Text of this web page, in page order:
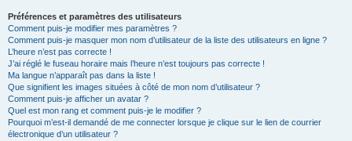
Préférences et paramètres des utilisateurs
Comment puis-je modifier mes paramètres ?
Comment puis-je masquer mon nom d’utilisateur de la liste des utilisateurs en ligne ?
L’heure n’est pas correcte !
J’ai réglé le fuseau horaire mais l’heure n’est toujours pas correcte !
Ma langue n’apparaît pas dans la liste !
Que signifient les images situées à côté de mon nom d’utilisateur ?
Comment puis-je afficher un avatar ?
Quel est mon rang et comment puis-je le modifier ?
Pourquoi m’est-il demandé de me connecter lorsque je clique sur le lien de courrier
électronique d’un utilisateur ?